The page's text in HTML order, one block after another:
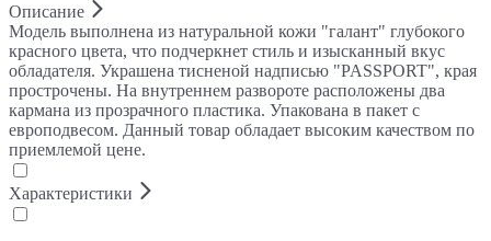
Описание
Модель выполнена из натуральной кожи "галант" глубокого
красного цвета, что подчеркнет стиль и изысканный вкус
обладателя. Украшена тисненой надписью "PASSPORT", края
прострочены. На внутреннем развороте расположены два
кармана из прозрачного пластика. Упакована в пакет с
европодвесом. Данный товар обладает высоким качеством по
приемлемой цене.
Характеристики